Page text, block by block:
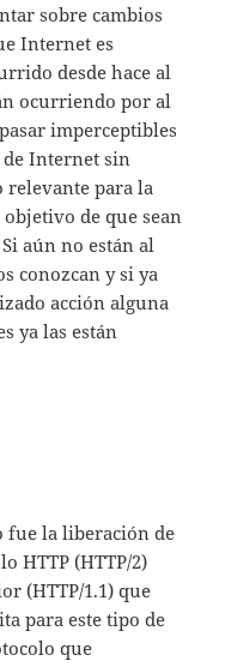
sobre cambios
Internet es
desde hace al
ocurriendo por al
imperceptibles
Internet sin
para la
de que sean
aún no están al
conozcan y si ya
acción alguna
ya las están
fue la liberación de
HTTP (HTTP/2)
(HTTP/1.1) que
para este tipo de
que